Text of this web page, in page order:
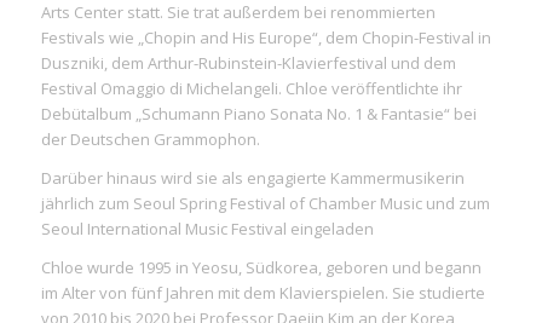
Arts Center statt. Sie trat außerdem bei renommierten
Festivals wie „Chopin and His Europe“, dem Chopin-Festival in
Duszniki, dem Arthur-Rubinstein-Klavierfestival und dem
Festival Omaggio di Michelangeli. Chloe veröffentlichte ihr
Debütalbum „Schumann Piano Sonata No. 1 & Fantasie“ bei
der Deutschen Grammophon.
Darüber hinaus wird sie als engagierte Kammermusikerin
jährlich zum Seoul Spring Festival of Chamber Music und zum
Seoul International Music Festival eingeladen
Chloe wurde 1995 in Yeosu, Südkorea, geboren und begann
im Alter von fünf Jahren mit dem Klavierspielen. Sie studierte